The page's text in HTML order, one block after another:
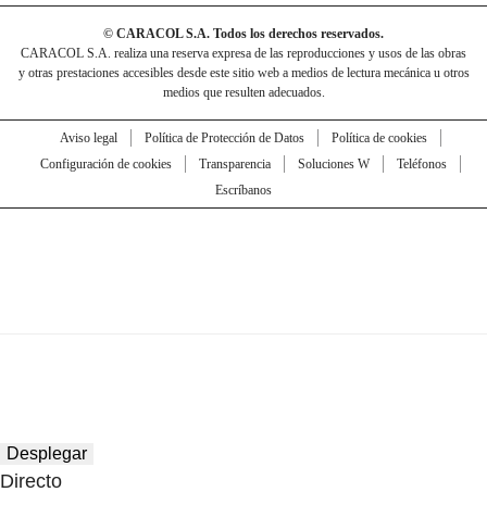
© CARACOL S.A. Todos los derechos reservados.
CARACOL S.A. realiza una reserva expresa de las reproducciones y usos de las obras
y otras prestaciones accesibles desde este sitio web a medios de lectura mecánica u otros
medios que resulten adecuados.
Aviso legal Política de Protección de Datos
Política de cookies
Configuración de cookies
Transparencia Soluciones W
Teléfonos
Escríbanos
Desplegar
Directo